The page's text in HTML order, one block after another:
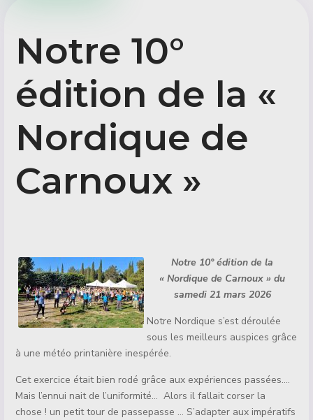
Notre 10°
édition de la «
Nordique de
Carnoux »
Notre 10° édition de la
« Nordique de Carnoux » du
samedi 21 mars 2026
Notre Nordique s’est déroulée
sous les meilleurs auspices grâce
à une météo printanière inespérée.
Cet exercice était bien rodé grâce aux expériences passées….
Mais l’ennui nait de l’uniformité… Alors il fallait corser la
chose ! un petit tour de passepasse … S’adapter aux impératifs